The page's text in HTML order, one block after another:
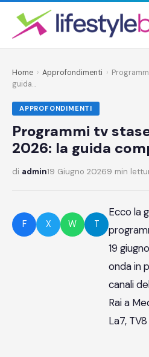
Home › Approfondimenti ›
guida...
APPROFONDIMENTI
Programmi tv
2026: la guida
di admin19 Giugno 20269 min
F X W T
Ecco la
19
onda in
canali
Rai a
La7,